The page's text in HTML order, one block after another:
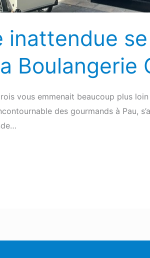
inattendue
Boulangerie
vous emmenait beaucoup plus
des gourmands à Pau,